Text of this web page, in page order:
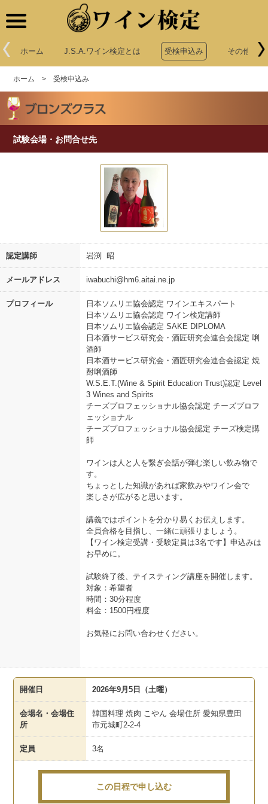
ホーム J.S.A.ワイン検定とは 受検申込み その他申込
ホーム >受検申込み
試験会場・お問合せ先
認定講師 岩渕 昭
メールアドレス iwabuchi@hm6.aitai.ne.jp
プロフィール
日本ソムリエ協会認定 ワインエキスパート
日本ソムリエ協会認定 ワイン検定講師
日本ソムリエ協会認定 SAKE DIPLOMA
日本酒サービス研究会・酒匠研究会連合会認定 唎
酒師
日本酒サービス研究会・酒匠研究会連合会認定 焼
酎唎酒師
W.S.E.T.(Wine & Spirit Education Trust)認定 Level
3 Wines and Spirits
チーズプロフェッショナル協会認定 チーズプロフ
ェッショナル
チーズプロフェッショナル協会認定 チーズ検定講
師
ワインは人と人を繋ぎ会話が弾む楽しい飲み物で
す。
ちょっとした知識があれば家飲みやワイン会で
楽しさが広がると思います。
講義ではポイントを分かり易くお伝えします。
全員合格を目指し、一緒に頑張りましょう。
【ワイン検定受講・受験定員は3名です】申込みは
お早めに。
試験終了後、テイスティング講座を開催します。
対象：希望者
時間：30分程度
料金：1500円程度
お気軽にお問い合わせください。
開催日 2026年9月5日（土曜）
会場名・会場住
所
韓国料理 焼肉 こやん 会場住所 愛知県豊田
市元城町2-2-4
定員 3名
この日程で申し込む